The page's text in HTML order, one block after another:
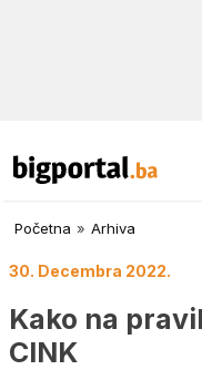
Početna » Arhiva
30. Decembra 2022.
Kako na
CINK